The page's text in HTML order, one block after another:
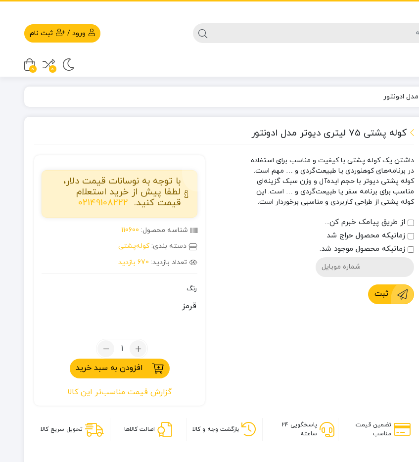
ورود / ثبت نام
0
0
کوله پشتی 75 لیتری دیوتر مدل ادونتور
داشتن یک کوله پشتی با کیفیت و مناسب برای استفاده
در برنامه‌های کوهنوردی یا طبیعت‌گردی و … مهم است.
کوله پشتی دیوتر با حجم ایده‌آل و وزن سبک گزینه‌ای
مناسب برای برنامه سفر یا طبیعت‌گردی و … است. این
کوله پشتی از طراحی کاربردی و مناسبی برخوردار است.
از طریق پیامک خبرم کن...
زمانیکه محصول حراج شد
زمانیکه محصول موجود شد.
ثبت
با توجه به نوسانات قیمت دلار،
لطفا پیش از خرید استعلام
قیمت کنید. 02149108222
شناسه محصول: 110600
دسته بندی:کوله‌پشتی
تعداد بازدید: 670 بازدید
رنگ
قرمز
تعداد:
کوله
پشتی
75
لیتری
ادونتور
افزودن به سبد خرید
گزارش قیمت مناسب‌تر این کالا
تضمین قیمت
مناسب
پاسخگویی 24
ساعته
بازگشت وجه و کالا اصالت کالاها تحویل سریع کالا